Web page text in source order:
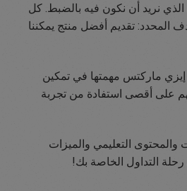
الذي نريد أن نكون فيه بالضبط. كل
المحدد: تقديم أفضل منتج يمكننا
ماركتس مهمتها في تمكين
على أقصى استفادة من تجربة
التعليمي والميزات
التداول الخاصة بك!